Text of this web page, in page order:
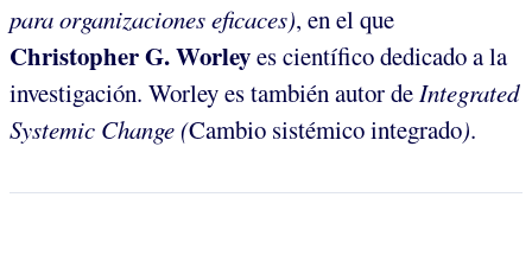
para organizaciones eficaces), en el que
Christopher G. Worleyes científico dedicado a la
investigación. Worley es también autor deIntegrated
Systemic Change (Cambio sistémico integrado).